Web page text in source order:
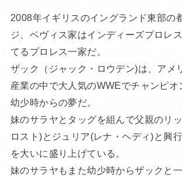
2008年イギリスのイングランド東部の
ジ、ベヴィス家はインディーズプロレ
てるプロレス一家だ。
ザック（ジャック・ロウデン)は、アメ
産業の中で大人気のWWEでチャンピオ
幼少時からの夢だ。
妹のサラヤとタッグを組んで父親のリ
ロスト)とジュリア(レナ・ヘディ)と興
を大いに盛り上げている。
妹のサラヤもまた幼少時からザックと